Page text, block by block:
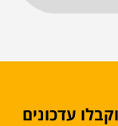
עדכונים